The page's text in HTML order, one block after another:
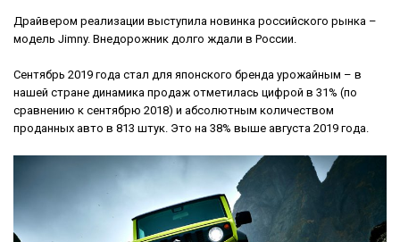
Драйвером реализации выступила новинка российского рынка –
модель Jimny. Внедорожник долго ждали в России.
Сентябрь 2019 года стал для японского бренда урожайным – в
нашей стране динамика продаж отметилась цифрой в 31% (по
сравнению к сентябрю 2018) и абсолютным количеством
проданных авто в 813 штук. Это на 38% выше августа 2019 года.